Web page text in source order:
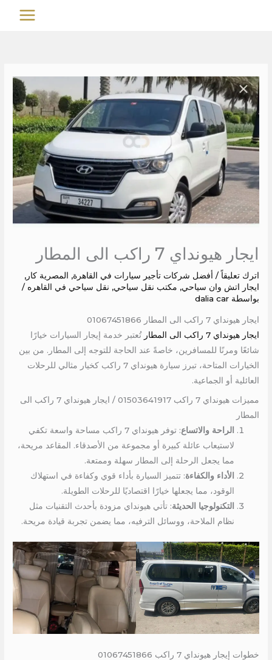
MAIN
ايجار هيونداي 7 راكب الى المطار
اترك تعليقاً / أفضل شركات تأجير سيارات في القاهرة, المصرية كار,
ايجار اتش وان سياحي, مكتب نقل سياحي, نقل سياحي في القاهره /
بواسطة dalia car
ايجار هيونداي 7 راكب الى المطار 01067451866
ايجار هيونداي 7 راكب الى المطار
تُعتبر خدمة إيجار السيارات خيارًا
شائعًا ومرنًا للمسافرين، خاصةً عند الحاجة للتوجه إلى المطار. من بين
الخيارات المتاحة، تبرز سيارة هيونداي 7 راكب كخيار مثالي للرحلات
العائلية أو الجماعية.
مميزات هيونداي 7 راكب 01503641917 / ايجار هيونداي 7 راكب الى
المطار
الراحة والاتساع
: توفر هيونداي 7 راكب مساحة واسعة تكفي
لاستيعاب عائلة كبيرة أو مجموعة من الأصدقاء. المقاعد مريحة،
مما يجعل الرحلة إلى المطار سهلة وممتعة.
الأداء والكفاءة: تتميز السيارة بأداء قوي وكفاءة في استهلاك
الوقود، مما يجعلها خيارًا اقتصاديًا للرحلات الطويلة.
التكنولوجيا الحديثة: تأتي هيونداي مزودة بأحدث التقنيات مثل
نظام الملاحة، ووسائل الترفيه، مما يضمن تجربة قيادة مريحة.
خطوات إيجار هيونداي 7 راكب 01067451866